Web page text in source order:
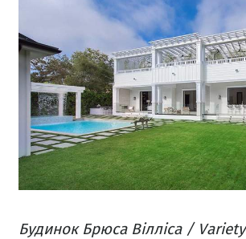
Будинок Брюса Вілліса / Variety